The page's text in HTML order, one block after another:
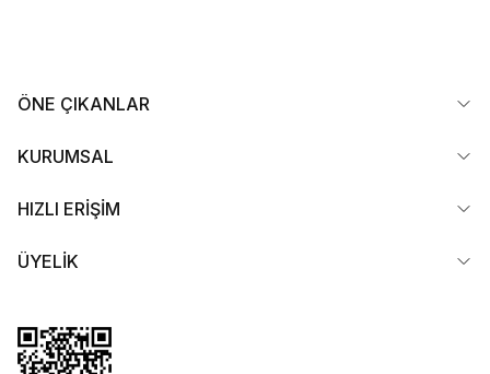
ÖNE ÇIKANLAR
KURUMSAL
HIZLI ERİŞİM
ÜYELİK